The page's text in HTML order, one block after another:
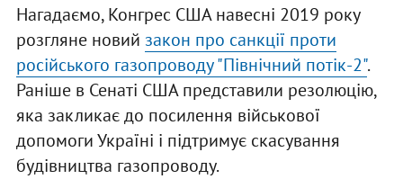
Нагадаємо, Конгрес США навесні 2019 року
розгляне новий закон про санкції проти
російського газопроводу "Північний потік-2".
Раніше в Сенаті США представили резолюцію,
яка закликає до посилення військової
допомоги Україні і підтримує скасування
будівництва газопроводу.